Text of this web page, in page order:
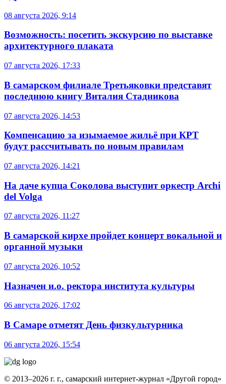
08 августа 2026, 9:14
Возможность: посетить экскурсию по выставке
архитектурного плаката
07 августа 2026, 17:33
В самарском филиале Третьяковки представят
последнюю книгу Виталия Стадникова
07 августа 2026, 14:53
Компенсацию за изымаемое жильё при КРТ
будут рассчитывать по новым правилам
07 августа 2026, 14:21
На даче купца Соколова выступит оркестр Archi
del Volga
07 августа 2026, 11:27
В самарской кирхе пройдет концерт вокальной и
органной музыки
07 августа 2026, 10:52
Назначен и.о. ректора института культуры
06 августа 2026, 17:02
В Самаре отметят День физкультурника
06 августа 2026, 15:54
© 2013–2026 г. г., самарский интернет-журнал «Другой город»